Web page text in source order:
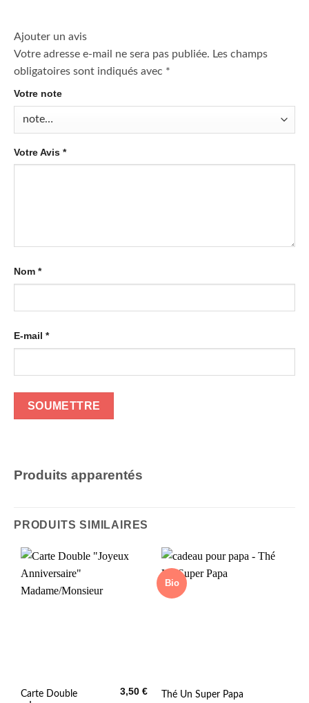
Ajouter un avis
Votre adresse e-mail ne sera pas publiée. Les champs
obligatoires sont indiqués avec *
Votre note
Votre Avis *
Nom *
E-mail *
Produits apparentés
PRODUITS SIMILAIRES
Carte Double
3,50€
Ce
Bio
Thé Un Super Papa
Ce